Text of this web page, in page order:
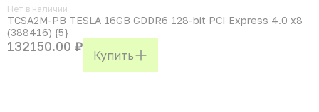
Нет в наличии
TCSA2M-PB TESLA 16GB GDDR6 128-bit PCI Express 4.0 x8
(388416) {5}
132150.00 ₽
Купить